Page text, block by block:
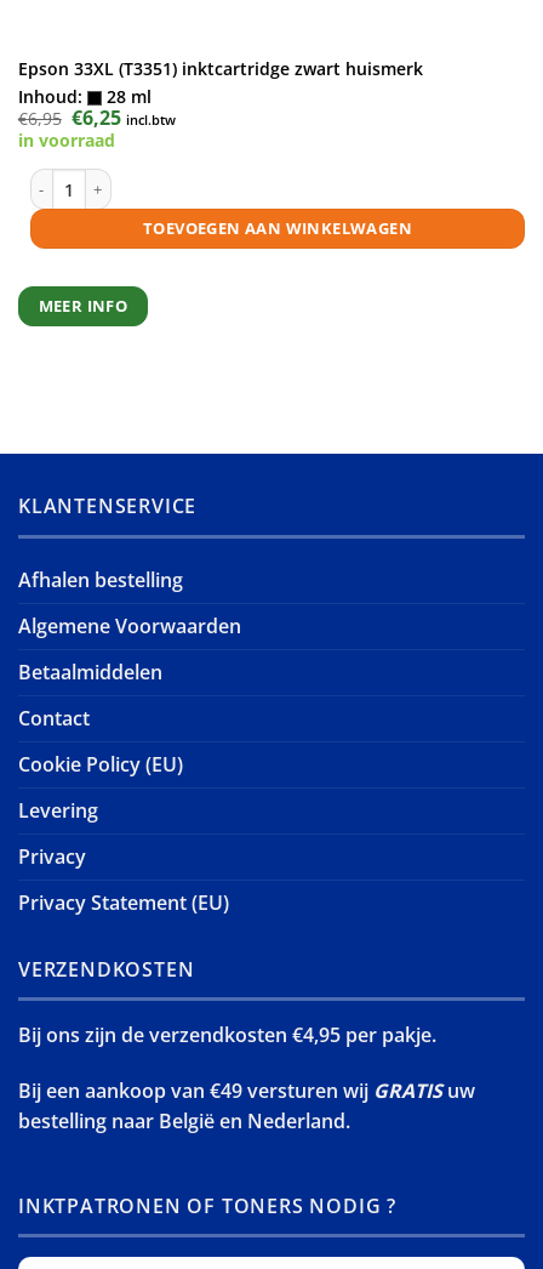
Epson 33XL (T3351) inktcartridge zwart huismerk
Inhoud:
28 ml
€6,95 Oorspronkelijke
prijs
was:
€6,25Huidige
prijs
incl.btw
in voorraad
Epson 33XL (T3351) inktcartridge zwart huismerk aantal
TOEVOEGEN AAN WINKELWAGEN
MEER INFO
KLANTENSERVICE
Afhalen bestelling
Algemene Voorwaarden
Betaalmiddelen
Contact
Cookie Policy (EU)
Levering
Privacy
Privacy Statement (EU)
VERZENDKOSTEN
Bij ons zijn de verzendkosten €4,95 per pakje.
Bij een aankoop van €49 versturen wij GRATISuw
bestelling naar België en Nederland.
INKTPATRONEN OF TONERS NODIG ?